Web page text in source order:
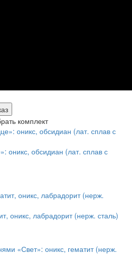
комплект
оникс, обсидиан (лат. сплав с
оникс, лабрадорит (нерж. сталь)